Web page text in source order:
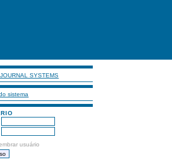
SYSTEMS
sistema
usuário